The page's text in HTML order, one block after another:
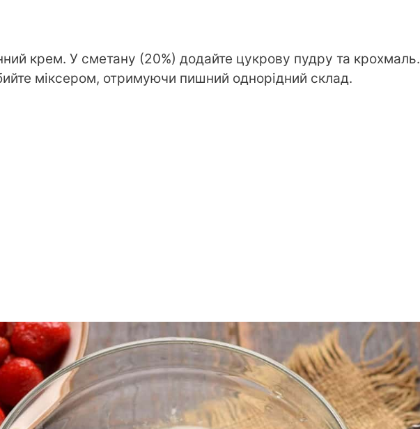
крем. У сметану (20%) додайте цукрову пудру та крохмаль.
міксером, отримуючи пишний однорідний склад.